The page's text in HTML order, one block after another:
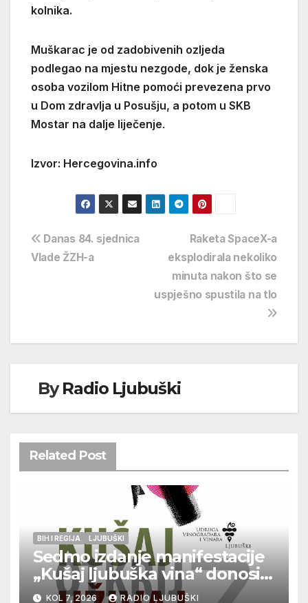
kolnika.
Muškarac je od zadobivenih ozljeda
podlegao na mjestu nezgode, dok je ženska
osoba vozilom Hitne pomoći prevezena prvo
u Dom zdravlja u Posušju, a potom u SKB
Mostar na dalje liječenje.
Izvor: Hercegovina.info
Navigacija
Raketa SpaceX-a
eksplodirala nekoliko
minuta nakon što se
uspješno spustila na tlo
Danas 84. sjednica
Vlade ŽZH-a
ByRadio Ljubuški
Related Post
BIH I REGIJA LJUBUŠKI
Sedmo izdanje manifestacije
„Kušaj ljubuška vina“ donosi
vrhunska vina, gastronomiju i
KOL 7, 2026 RADIO LJUBUŠKI